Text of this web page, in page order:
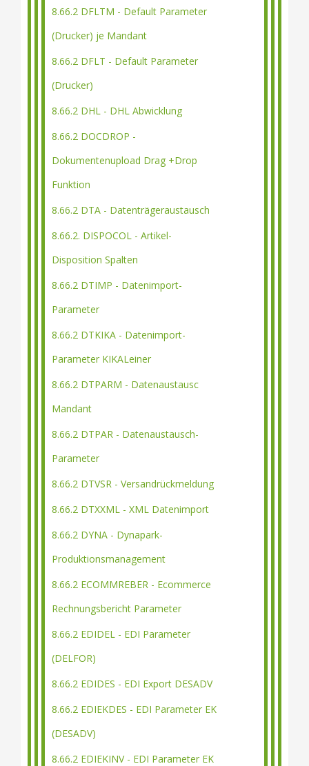
8.66.2 DFLTM - Default Parameter
(Drucker) je Mandant
8.66.2 DFLT - Default Parameter
(Drucker)
8.66.2 DHL - DHL Abwicklung
8.66.2 DOCDROP -
Dokumentenupload Drag +Drop
Funktion
8.66.2 DTA - Datenträgeraustausch
8.66.2. DISPOCOL - Artikel-
Disposition Spalten
8.66.2 DTIMP - Datenimport-
Parameter
8.66.2 DTKIKA - Datenimport-
Parameter KIKALeiner
8.66.2 DTPARM - Datenaustausc
Mandant
8.66.2 DTPAR - Datenaustausch-
Parameter
8.66.2 DTVSR - Versandrückmeldung
8.66.2 DTXXML - XML Datenimport
8.66.2 DYNA - Dynapark-
Produktionsmanagement
8.66.2 ECOMMREBER - Ecommerce
Rechnungsbericht Parameter
8.66.2 EDIDEL - EDI Parameter
(DELFOR)
8.66.2 EDIDES - EDI Export DESADV
8.66.2 EDIEKDES - EDI Parameter EK
(DESADV)
8.66.2 EDIEKINV - EDI Parameter EK